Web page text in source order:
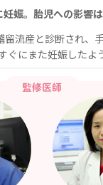
のが少し怖いです。
娠。胎児への影響
流産と診断され、
ぐにまた妊娠したよ
ります。流産手術後
何か影響がないかと
あるのでしょうか？
監修医師